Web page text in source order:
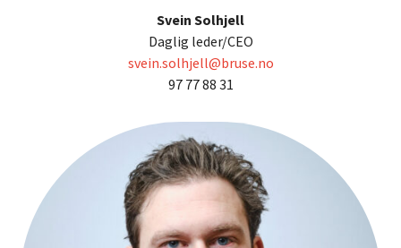
Svein Solhjell
Daglig leder/CEO
svein.solhjell@bruse.no
97 77 88 31